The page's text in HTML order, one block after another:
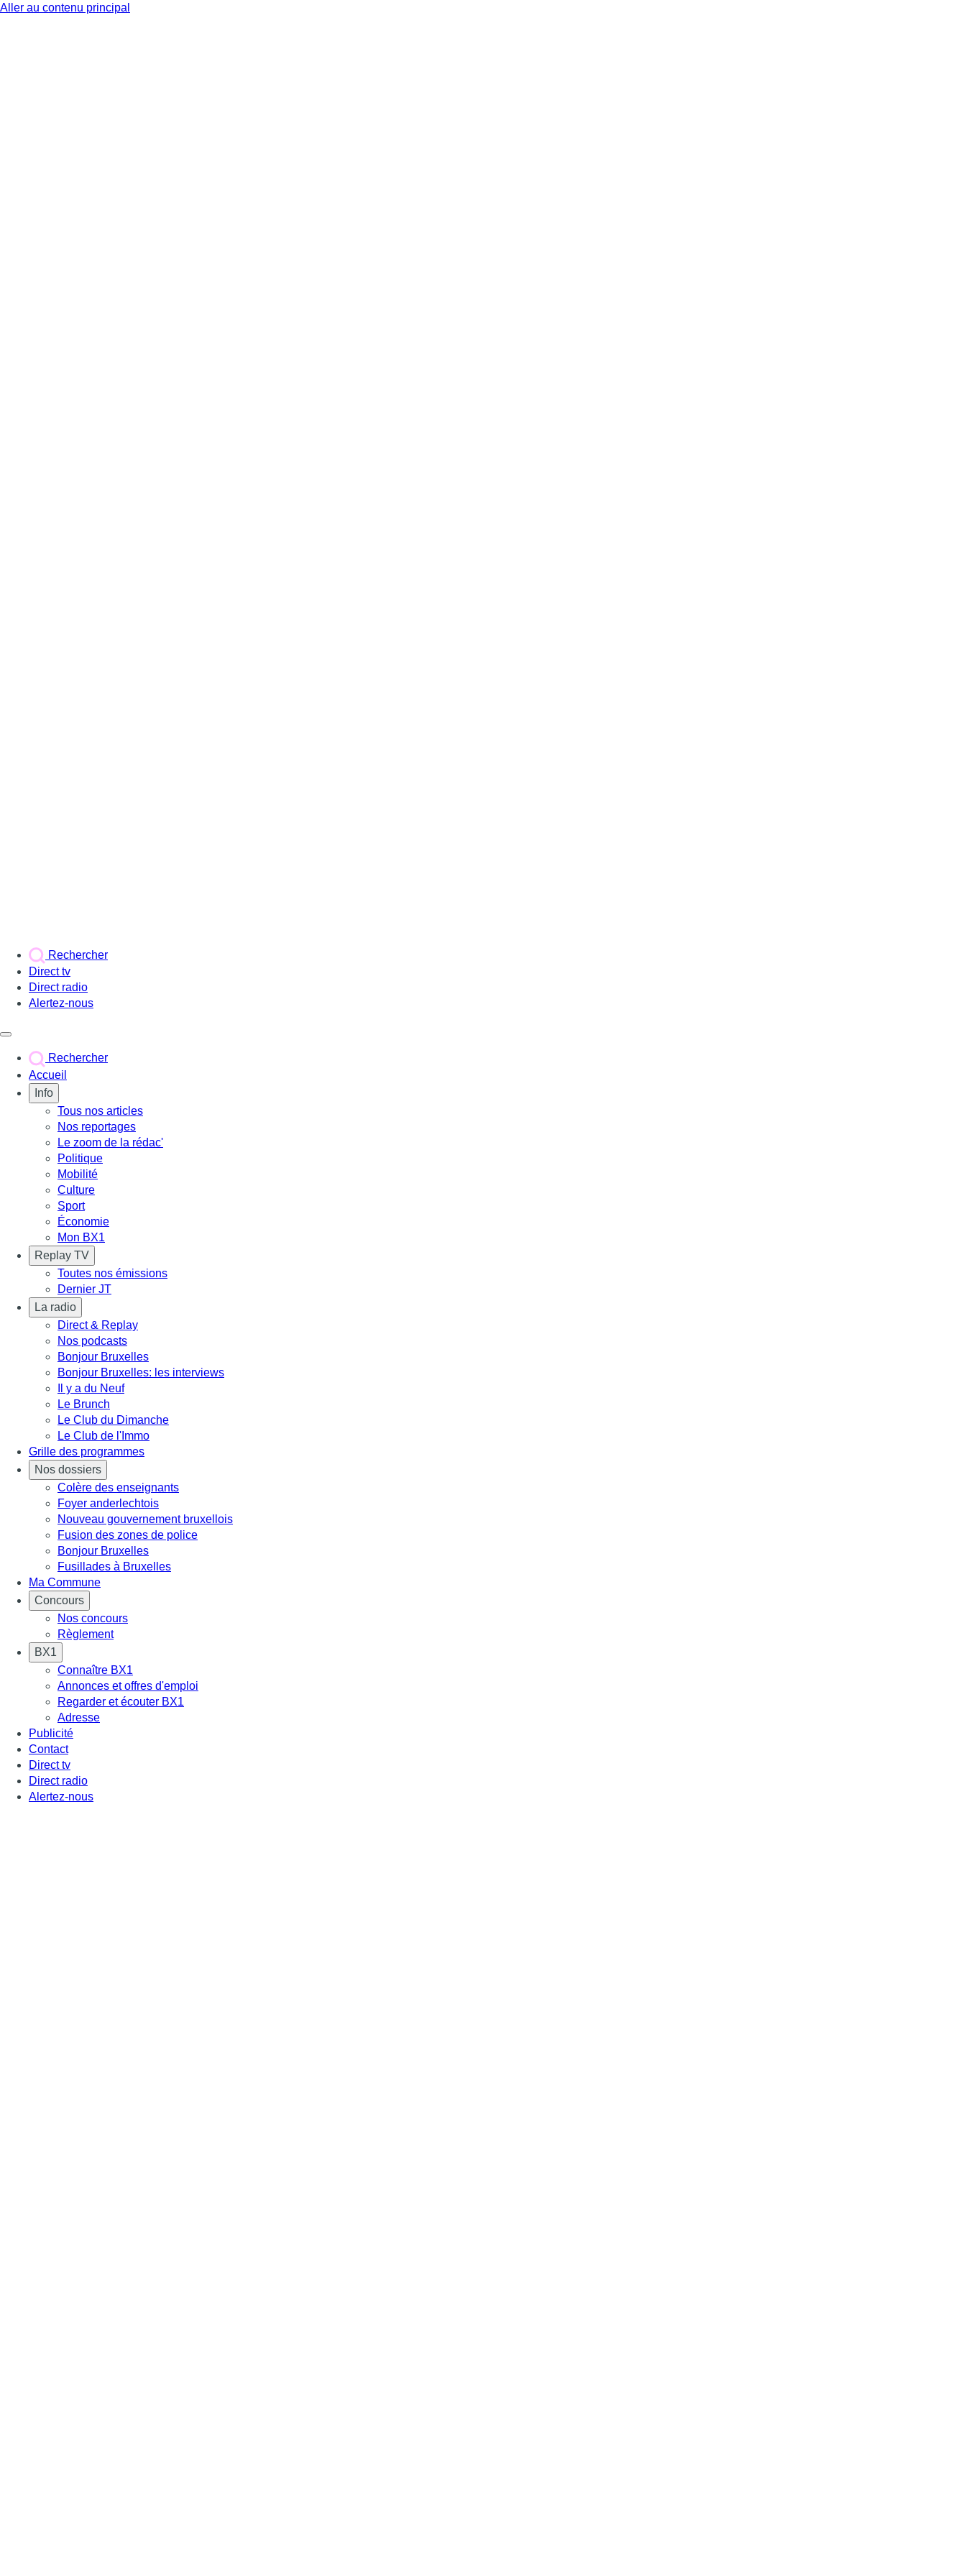
Aller au contenu principal
Rechercher
Direct tv
Direct radio
Alertez-nous
Rechercher
Accueil
Info
Tous nos articles
Nos reportages
Le zoom de la rédac'
Politique
Mobilité
Culture
Sport
Économie
Mon BX1
Replay TV
Toutes nos émissions
Dernier JT
La radio
Direct & Replay
Nos podcasts
Bonjour Bruxelles
Bonjour Bruxelles: les interviews
Il y a du Neuf
Le Brunch
Le Club du Dimanche
Le Club de l'Immo
Grille des programmes
Nos dossiers
Colère des enseignants
Foyer anderlechtois
Nouveau gouvernement bruxellois
Fusion des zones de police
Bonjour Bruxelles
Fusillades à Bruxelles
Ma Commune
Concours
Nos concours
Règlement
BX1
Connaître BX1
Annonces et offres d'emploi
Regarder et écouter BX1
Adresse
Publicité
Contact
Direct tv
Direct radio
Alertez-nous